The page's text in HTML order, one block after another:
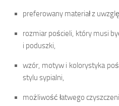
preferowany materiał z
rozmiar pościeli, który musi
i poduszki,
wzór, motyw i kolorystyka
stylu sypialni,
możliwość łatwego